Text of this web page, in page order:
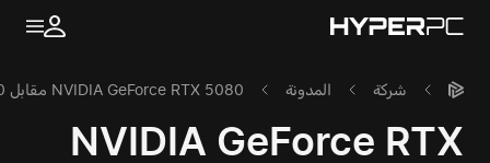
شركة المدونة NVIDIA GeForce RTX 5080 مقابل 4080
NVIDIA GeForce RTX